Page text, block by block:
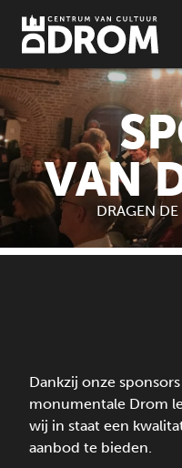
VAN
DRAGEN
Dankzij onze
monumentale Drom
wij in staat een
aanbod te bieden.